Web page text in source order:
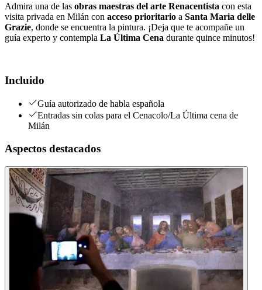
Admira una de las obras maestras del arte Renacentista con esta
visita privada en Milán con acceso prioritario a Santa Maria delle
Grazie, donde se encuentra la pintura. ¡Deja que te acompañe un
guía experto y contempla La Última Cena durante quince minutos!
Incluido
Guía autorizado de habla española
Entradas sin colas para el Cenacolo/La Última cena de
Milán
Aspectos destacados